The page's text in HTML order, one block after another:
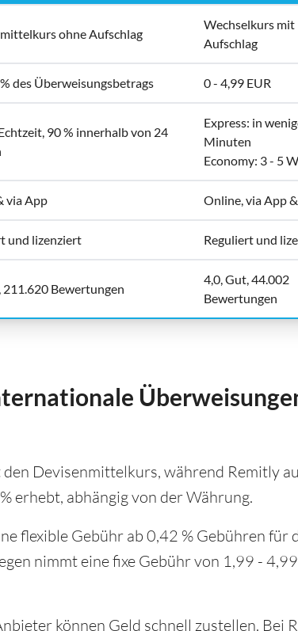
ohne Aufschlag
Wechselkurs mit
Aufschlag
des Überweisungsbetrags 0 - 4,99 EUR
90 % innerhalb von 24
Express: in
Minuten
Economy: 3 - 5
via App Online, via App
und lizenziert Reguliert und
211.620 Bewertungen
4,0, Gut, 44.002
Bewertungen
Devisenmittelkurs, während Remitly
erhebt, abhängig von der Währung.
flexible Gebühr ab 0,42 % Gebühren für
nimmt eine fixe Gebühr von 1,99 -
können Geld schnell zustellen. Bei